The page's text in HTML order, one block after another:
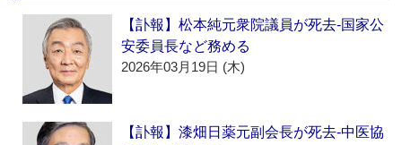
【訃報】松本純元衆院議員が死去‐国家公
安委員長など務める
2026年03月19日 (木)
【訃報】漆畑日薬元副会長が死去‐中医協